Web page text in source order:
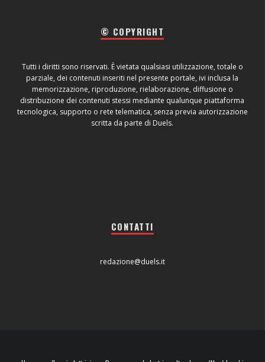
© COPYRIGHT
Tutti i diritti sono riservati. È vietata qualsiasi utilizzazione, totale o
parziale, dei contenuti inseriti nel presente portale, ivi inclusa la
memorizzazione, riproduzione, rielaborazione, diffusione o
distribuzione dei contenuti stessi mediante qualunque piattaforma
tecnologica, supporto o rete telematica, senza previa autorizzazione
scritta da parte di Duels.
CONTATTI
redazione@duels.it